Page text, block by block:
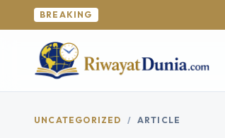
BREAKING
UNCATEGORIZED / ARTICLE